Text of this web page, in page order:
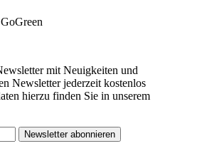
mit Neuigkeiten und
Newsletter jederzeit kostenlos
hierzu finden Sie in unserem
Newsletter abonnieren